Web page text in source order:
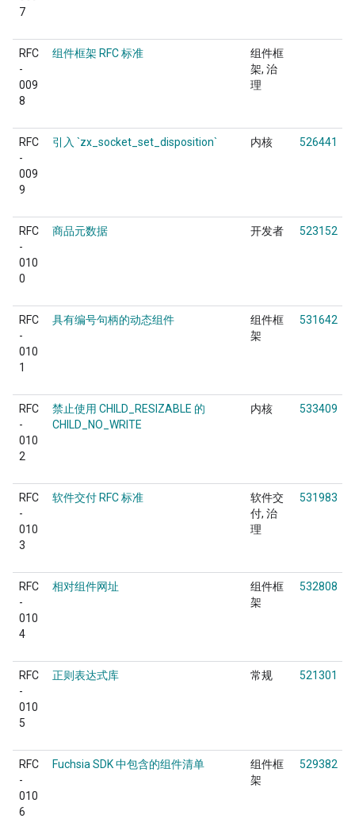
7
RFC
-
009
8
组件框架 RFC 标准
组件框
架 治
理
RFC
-
009
9
引入 `zx_socket_set_disposition` 内核 526441
RFC
-
010
0
商品元数据 开发者 523152
RFC
-
010
1
具有编号句柄的动态组件
组件框
架
531642
RFC
-
010
2
禁止使用 CHILD_RESIZABLE 的
CHILD_NO_WRITE
内核 533409
RFC
-
010
3
软件交付 RFC 标准
软件交
付 治
理
531983
RFC
-
010
4
相对组件网址
组件框
架
532808
RFC
-
010
5
正则表达式库 常规 521301
RFC
-
010
6
Fuchsia SDK 中包含的组件清单
组件框
架
529382